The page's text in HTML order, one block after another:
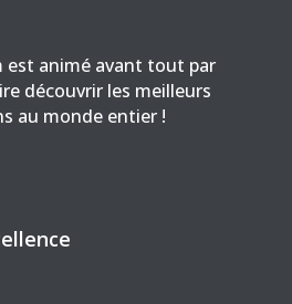
est animé avant tout par
découvrir les meilleurs
au monde entier !